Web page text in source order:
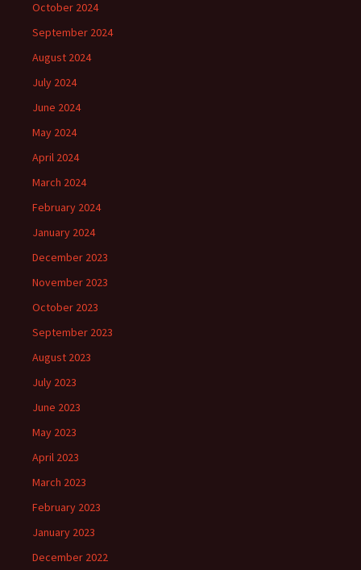
October 2024
September 2024
August 2024
July 2024
June 2024
May 2024
April 2024
March 2024
February 2024
January 2024
December 2023
November 2023
October 2023
September 2023
August 2023
July 2023
June 2023
May 2023
April 2023
March 2023
February 2023
January 2023
December 2022